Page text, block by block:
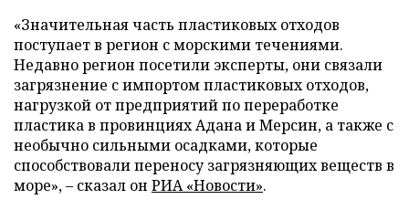
«Значительная часть пластиковых отходов
поступает в регион с морскими течениями.
Недавно регион посетили эксперты, они связали
загрязнение с импортом пластиковых отходов,
нагрузкой от предприятий по переработке
пластика в провинциях Адана и Мерсин, а также с
необычно сильными осадками, которые
способствовали переносу загрязняющих веществ в
море», – сказал он РИА «Новости».